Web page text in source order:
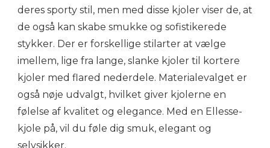
deres sporty stil, men med disse kjoler viser de, at
de også kan skabe smukke og sofistikerede
stykker. Der er forskellige stilarter at vælge
imellem, lige fra lange, slanke kjoler til kortere
kjoler med flared nederdele. Materialevalget er
også nøje udvalgt, hvilket giver kjolerne en
følelse af kvalitet og elegance. Med en Ellesse-
kjole på, vil du føle dig smuk, elegant og
selvsikker.